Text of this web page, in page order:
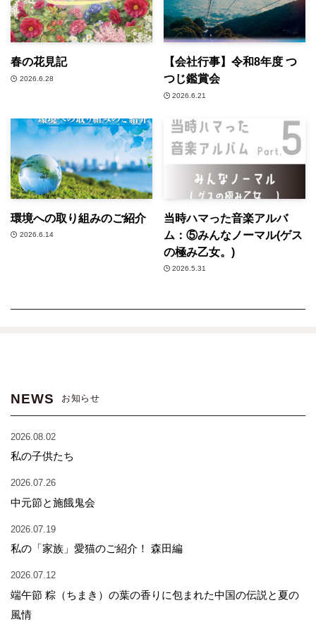
春の花見記
2026.6.28
【会社行事】令和8年度 つ
つじ鑑賞会
2026.6.21
環境への取り組みのご紹介
2026.6.14
当時ハマった音楽アルバ
ム：⑤みんなノーマル(ゲス
の極み乙女。)
2026.5.31
NEWS お知らせ
2026.08.02
私の子供たち
2026.07.26
中元節と施餓鬼会
2026.07.19
私の「家族」愛猫のご紹介！ 森田編
2026.07.12
端午節 粽（ちまき）の葉の香りに包まれた中国の伝説と夏の
風情